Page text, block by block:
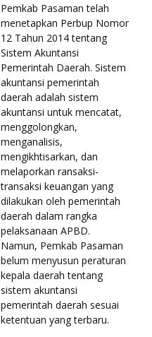
Pemkab Pasaman telah
menetapkan Perbup Nomor
12 Tahun 2014 tentang
Sistem Akuntansi
Pemerintah Daerah. Sistem
akuntansi pemerintah
daerah adalah sistem
akuntansi untuk mencatat,
menggolongkan,
menganalisis,
mengikhtisarkan, dan
melaporkan ransaksi-
transaksi keuangan yang
dilakukan oleh pemerintah
daerah dalam rangka
pelaksanaan APBD.
Namun, Pemkab Pasaman
belum menyusun peraturan
kepala daerah tentang
sistem akuntansi
pemerintah daerah sesuai
ketentuan yang terbaru.